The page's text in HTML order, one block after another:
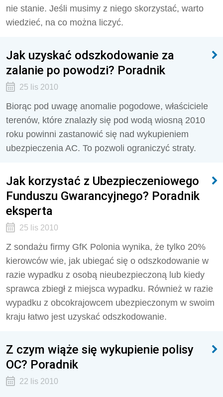
nie stanie. Jeśli musimy z niego skorzystać, warto
wiedzieć, na co można liczyć.
Jak uzyskać odszkodowanie za
zalanie po powodzi? Poradnik
25 lis 2010
Biorąc pod uwagę anomalie pogodowe, właściciele
terenów, które znalazły się pod wodą wiosną 2010
roku powinni zastanowić się nad wykupieniem
ubezpieczenia AC. To pozwoli ograniczyć straty.
Jak korzystać z Ubezpieczeniowego
Funduszu Gwarancyjnego? Poradnik
eksperta
25 lis 2010
Z sondażu firmy GfK Polonia wynika, że tylko 20%
kierowców wie, jak ubiegać się o odszkodowanie w
razie wypadku z osobą nieubezpieczoną lub kiedy
sprawca zbiegł z miejsca wypadku. Również w razie
wypadku z obcokrajowcem ubezpieczonym w swoim
kraju łatwo jest uzyskać odszkodowanie.
Z czym wiąże się wykupienie polisy
OC? Poradnik
22 lis 2010